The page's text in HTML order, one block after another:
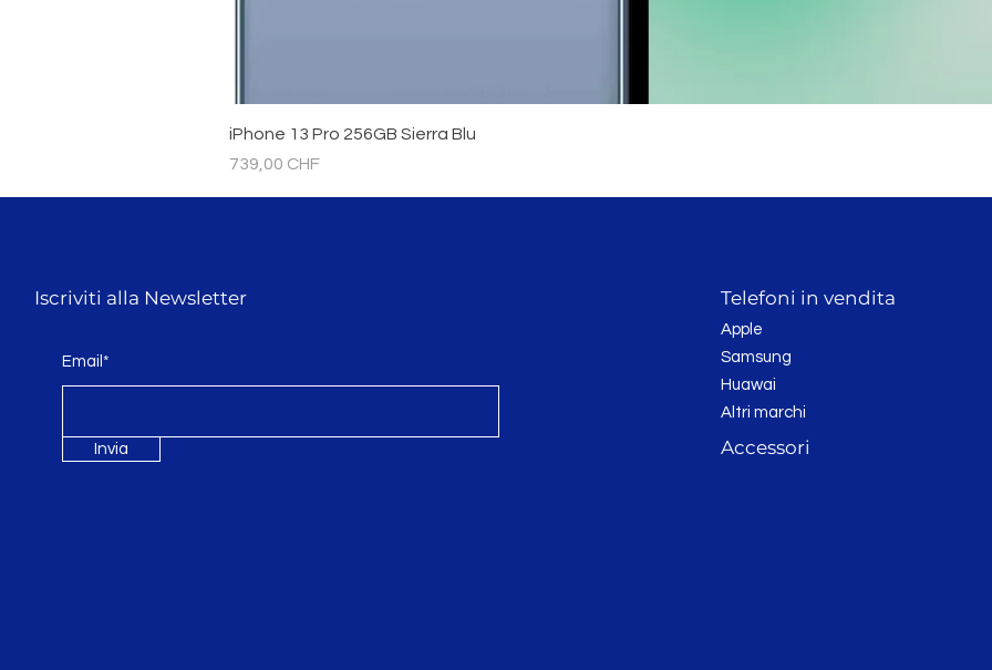
iPhone 13 Pro 256GB Sierra Blu
Prezzo
739,00 CHF
Iscriviti alla Newsletter
Email*
Invia
Telefoni in vendita
Apple
Samsung
Huawai
Altri marchi
Accessori